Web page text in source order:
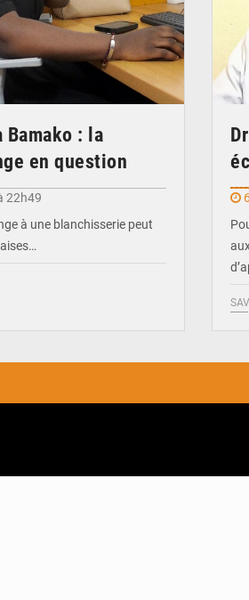
: la
en question
22h49
à une blanchisserie peut